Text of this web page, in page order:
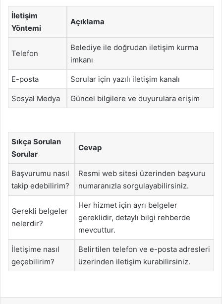
İletişim
Yöntemi
Açıklama
Telefon
Belediye ile doğrudan iletişim kurma
imkanı
E-posta Sorular için yazılı iletişim kanalı
Sosyal Medya Güncel bilgilere ve duyurulara erişim
Sıkça Sorulan
Sorular
Cevap
Başvurumu nasıl
takip edebilirim?
Resmi web sitesi üzerinden başvuru
numaranızla sorgulayabilirsiniz.
Gerekli belgeler
nelerdir?
Her hizmet için ayrı belgeler
gereklidir, detaylı bilgi rehberde
mevcuttur.
İletişime nasıl
geçebilirim?
Belirtilen telefon ve e-posta adresleri
üzerinden iletişim kurabilirsiniz.